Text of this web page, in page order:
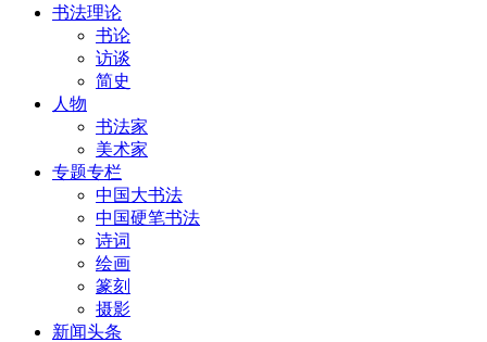
书法理论
书论
访谈
简史
人物
书法家
美术家
专题专栏
中国大书法
中国硬笔书法
诗词
绘画
篆刻
摄影
新闻头条